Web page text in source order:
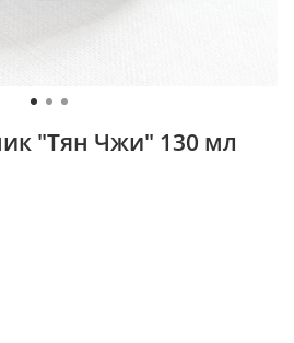
"Тян Чжи" 130 мл